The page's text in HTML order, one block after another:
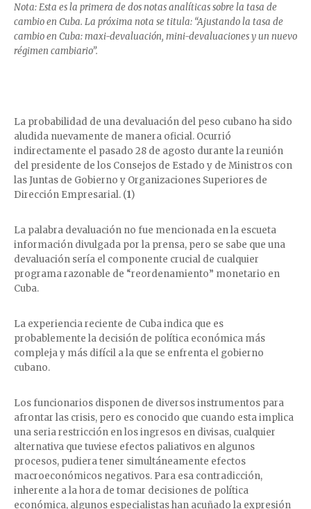
Nota: Esta es la primera de dos notas analíticas sobre la tasa de
cambio en Cuba. La próxima nota se titula: “Ajustando la tasa de
cambio en Cuba: maxi-devaluación, mini-devaluaciones y un nuevo
régimen cambiario”.
La probabilidad de una devaluación del peso cubano ha sido
aludida nuevamente de manera oficial. Ocurrió
indirectamente el pasado 28 de agosto durante la reunión
del presidente de los Consejos de Estado y de Ministros con
las Juntas de Gobierno y Organizaciones Superiores de
Dirección Empresarial. (1)
La palabra devaluación no fue mencionada en la escueta
información divulgada por la prensa, pero se sabe que una
devaluación sería el componente crucial de cualquier
programa razonable de “reordenamiento” monetario en
Cuba.
La experiencia reciente de Cuba indica que es
probablemente la decisión de política económica más
compleja y más difícil a la que se enfrenta el gobierno
cubano.
Los funcionarios disponen de diversos instrumentos para
afrontar las crisis, pero es conocido que cuando esta implica
una seria restricción en los ingresos en divisas, cualquier
alternativa que tuviese efectos paliativos en algunos
procesos, pudiera tener simultáneamente efectos
macroeconómicos negativos. Para esa contradicción,
inherente a la hora de tomar decisiones de política
económica, algunos especialistas han acuñado la expresión